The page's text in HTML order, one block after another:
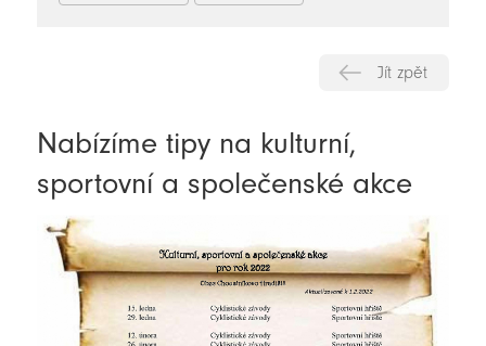
Jít zpět
Nabízíme tipy na kulturní,
sportovní a společenské akce